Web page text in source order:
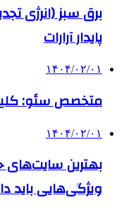
برق سبز (انرژی
پایدار آرارات
۱۴۰۴/۰۲/۰۱
متخصص سئو:
۱۴۰۴/۰۲/۰۱
بهترین سایت‌های
ویژگی‌هایی باید